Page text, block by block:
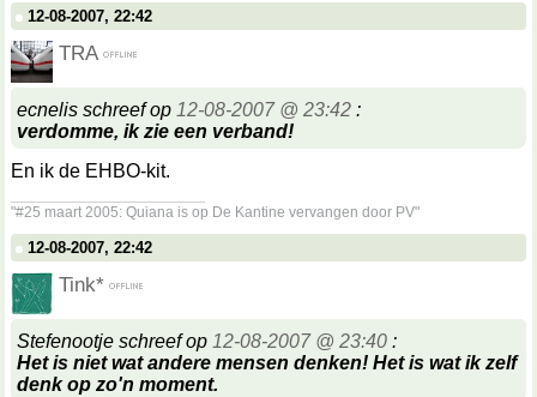
12-08-2007, 22:42
TRA
ecnelis schreef op 12-08-2007 @ 23:42 :
verdomme, ik zie een verband!
En ik de EHBO-kit.
"#25 maart 2005: Quiana is op De Kantine vervangen door PV"
12-08-2007, 22:42
Tink*
Stefenootje schreef op 12-08-2007 @ 23:40 :
Het is niet wat andere mensen denken! Het is wat ik zelf
denk op zo'n moment.